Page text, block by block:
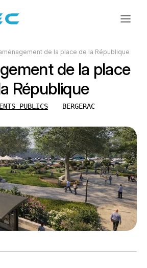
de la place de la République
de la place
République
PUBLICS BERGERAC